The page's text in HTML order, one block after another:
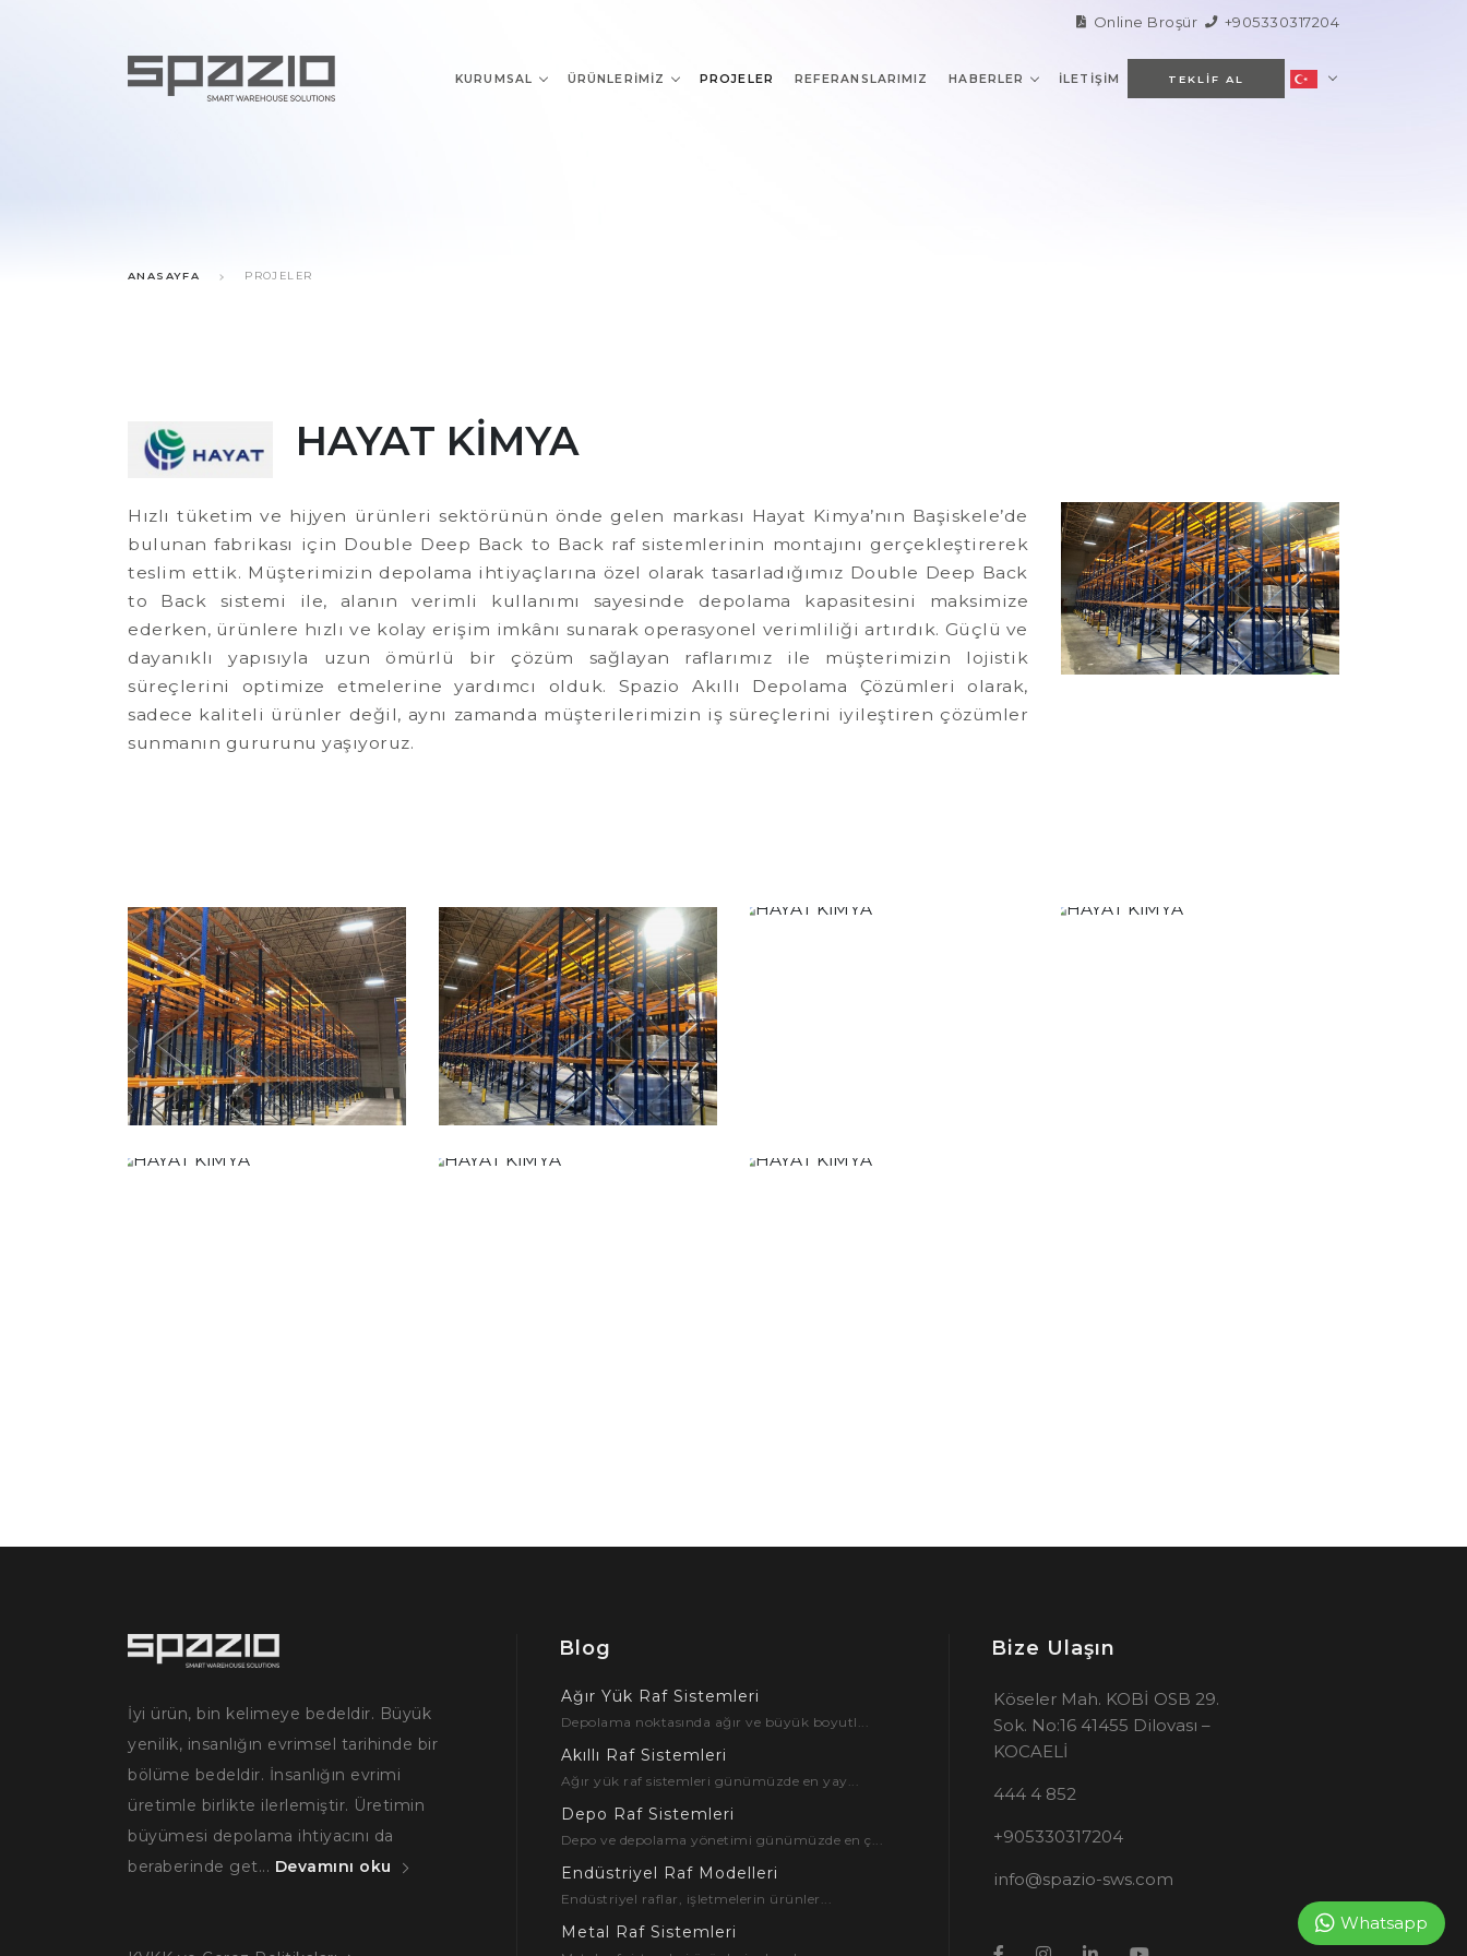
Online Broşür +905330317204
KURUMSAL ÜRÜNLERIMIZ PROJELER REFERANSLARIMIZ HABERLER İLETIŞIM TEKLIF AL
ANASAYFA PROJELER
HAYAT KİMYA
Hızlı tüketim ve hijyen ürünleri sektörünün önde gelen markası Hayat Kimya’nın Başiskele’de
bulunan fabrikası için Double Deep Back to Back raf sistemlerinin montajını gerçekleştirerek
teslim ettik. Müşterimizin depolama ihtiyaçlarına özel olarak tasarladığımız Double Deep Back
to Back sistemi ile, alanın verimli kullanımı sayesinde depolama kapasitesini maksimize
ederken, ürünlere hızlı ve kolay erişim imkânı sunarak operasyonel verimliliği artırdık. Güçlü ve
dayanıklı yapısıyla uzun ömürlü bir çözüm sağlayan raflarımız ile müşterimizin lojistik
süreçlerini optimize etmelerine yardımcı olduk. Spazio Akıllı Depolama Çözümleri olarak,
sadece kaliteli ürünler değil, aynı zamanda müşterilerimizin iş süreçlerini iyileştiren çözümler
sunmanın gururunu yaşıyoruz.
İyi ürün, bin kelimeye bedeldir. Büyük
yenilik, insanlığın evrimsel tarihinde bir
bölüme bedeldir. İnsanlığın evrimi
üretimle birlikte ilerlemiştir. Üretimin
büyümesi depolama ihtiyacını da
beraberinde get... Devamını oku
Blog
Ağır Yük Raf Sistemleri
Depolama noktasında ağır ve büyük boyutl...
Akıllı Raf Sistemleri
Ağır yük raf sistemleri günümüzde en yay...
Depo Raf Sistemleri
Depo ve depolama yönetimi günümüzde en ç...
Endüstriyel Raf Modelleri
Endüstriyel raflar, işletmelerin ürünler...
Metal Raf Sistemleri
Bize Ulaşın
Köseler Mah. KOBİ OSB 29.
Sok. No:16 41455 Dilovası –
KOCAELİ
444 4 852
+905330317204
info@spazio-sws.com
Whatsapp